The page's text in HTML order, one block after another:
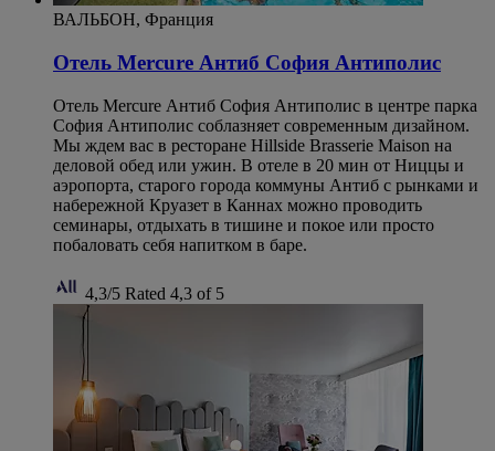
ВАЛЬБОН, Франция
Отель Mercure Антиб София Антиполис
Отель Mercure Антиб София Антиполис в центре парка
София Антиполис соблазняет современным дизайном.
Мы ждем вас в ресторане Hillside Brasserie Maison на
деловой обед или ужин. В отеле в 20 мин от Ниццы и
аэропорта, старого города коммуны Антиб с рынками и
набережной Круазет в Каннах можно проводить
семинары, отдыхать в тишине и покое или просто
побаловать себя напитком в баре.
4,3/5 Rated 4,3 of 5